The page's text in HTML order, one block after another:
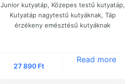
Junior kutyatáp, Közepes testű kutyatáp,
Kutyatáp nagytestű kutyáknak, Táp
érzékeny emésztésű kutyáknak
27 890 Ft
Read more